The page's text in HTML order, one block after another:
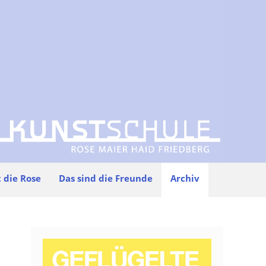
die Rose Das sind die Freunde Archiv